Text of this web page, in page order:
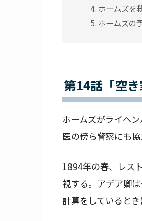
ホームズを
ホームズの
第14話「空
ホームズがライヘ
医の傍ら警察にも協
1894年の春、レス
視する。アデア卿
計算をしていると